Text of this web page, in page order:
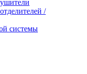
/
системы